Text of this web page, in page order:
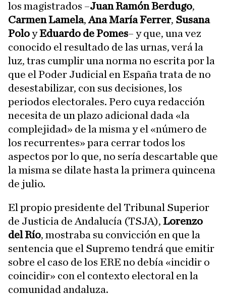
los magistrados –Juan Ramón Berdugo,
Carmen Lamela,Ana María Ferrer, Susana
PoloyEduardo de Pomes– y que, una vez
conocido el resultado de las urnas, verá la
luz, tras cumplir una norma no escrita por la
que el Poder Judicial en España trata de no
desestabilizar, con sus decisiones, los
periodos electorales. Pero cuya redacción
necesita de un plazo adicional dada «la
complejidad» de la misma y el «número de
los recurrentes» para cerrar todos los
aspectos por lo que, no sería descartable que
la misma se dilate hasta la primera quincena
de julio.
El propio presidente del Tribunal Superior
de Justicia de Andalucía (TSJA), Lorenzo
del Río, mostraba su convicción en que la
sentencia que el Supremo tendrá que emitir
sobre el caso de los ERE no debía «incidir o
coincidir» con el contexto electoral en la
comunidad andaluza.